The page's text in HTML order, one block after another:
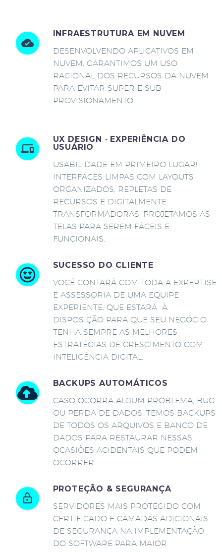
INFRAESTRUTURA EM NUVEM
DESENVOLVENDO APLICATIVOS EM
NUVEM, GARANTIMOS UM USO
RACIONAL DOS RECURSOS DA NUVEM
PARA EVITAR SUPER E SUB
PROVISIONAMENTO.
UX DESIGN · EXPERIÊNCIA DO
USUÁRIO
USABILIDADE EM PRIMEIRO LUGAR!
INTERFACES LIMPAS COM LAYOUTS
ORGANIZADOS, REPLETAS DE
RECURSOS E DIGITALMENTE
TRANSFORMADORAS. PROJETAMOS AS
TELAS PARA SEREM FÁCEIS E
FUNCIONAIS.
SUCESSO DO CLIENTE
VOCÊ CONTARÁ COM TODA A EXPERTISE
E ASSESSORIA DE UMA EQUIPE
EXPERIENTE, QUE ESTARÁ À
DISPOSIÇÃO PARA QUE SEU NEGÓCIO
TENHA SEMPRE AS MELHORES
ESTRATÉGIAS DE CRESCIMENTO COM
INTELIGÊNCIA DIGITAL.
BACKUPS AUTOMÁTICOS
CASO OCORRA ALGUM PROBLEMA, BUG
OU PERDA DE DADOS, TEMOS BACKUPS
DE TODOS OS ARQUIVOS E BANCO DE
DADOS PARA RESTAURAR NESSAS
OCASIÕES ACIDENTAIS QUE PODEM
OCORRER.
PROTEÇÃO & SEGURANÇA
SERVIDORES MAIS PROTEGIDO COM
CERTIFICADO E CAMADAS ADICIONAIS
DE SEGURANÇA NA IMPLEMENTAÇÃO
DO SOFTWARE PARA MAIOR